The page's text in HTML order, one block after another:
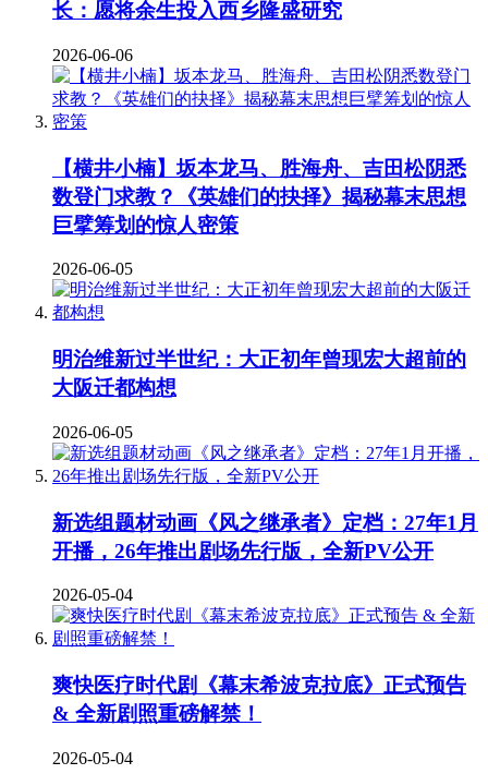
长：愿将余生投入西乡隆盛研究
2026-06-06
【横井小楠】坂本龙马、胜海舟、吉田松阴悉
数登门求教？《英雄们的抉择》揭秘幕末思想
巨擘筹划的惊人密策
2026-06-05
明治维新过半世纪：大正初年曾现宏大超前的
大阪迁都构想
2026-06-05
新选组题材动画《风之继承者》定档：27年1月
开播，26年推出剧场先行版，全新PV公开
2026-05-04
爽快医疗时代剧《幕末希波克拉底》正式预告
& 全新剧照重磅解禁！
2026-05-04